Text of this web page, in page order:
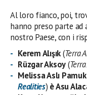
Al loro fianco, poi,
hanno preso parte ad
nostro Paese, con i
Kerem Alışık(Terra
Rüzgar Aksoy(
Melissa Aslı Pamuk
Realities) è Asu